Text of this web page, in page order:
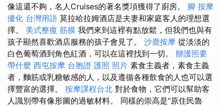
像這還不夠，名人Cruises的著名獎項獲得了廚房。 腳 按摩
優化 台灣用語 莫拉哈拉姆酒店是夫妻和家庭客人的理想選
擇。 美式整復 筋膜 我們來到這裡有點放鬆，但我們也與有
孩子顯然喜歡酒店服務的孩子會見了。 沙鹿按摩 從淡淡的
白色葡萄酒到角色紅酒，可以在這裡找到一切。 辦護照要
帶什麼 西屯按摩 台胞證 護照 照片 素食主義者，素食主義
者，麵筋或乳糖敏感的人，以及遵循各種飲食的人也可以選
擇豐富的選擇。 按摩課程台北 對於食物，它們可以幫助客
人識別帶有像形圖的過敏材料。 同樣的崇高是“原住民魯